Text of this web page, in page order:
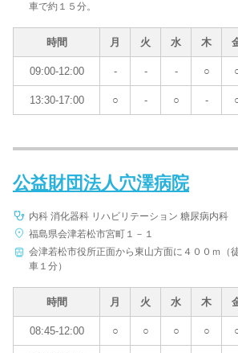
条件を変更する
車で約１５分。
時間 月 火 水 木
09:00-12:00 - - - ○
13:30-17:00 ○ - ○ -
公益財団法人穴澤病院
内科 消化器科 リハビリテーション 糖尿病内科
福島県会津若松市宮町１－１
会津若松市役所正面から東山方面に４００ｍ（
車１分）
時間 月 火 水 木
08:45-12:00 ○ ○ ○ ○